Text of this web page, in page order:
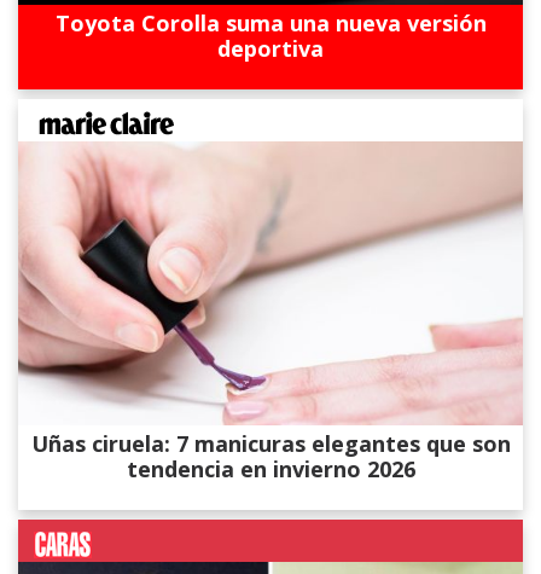
Toyota Corolla suma una nueva versión
deportiva
Uñas ciruela: 7 manicuras elegantes que son
tendencia en invierno 2026